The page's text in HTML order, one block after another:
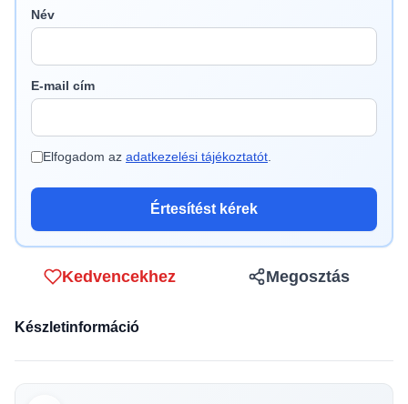
Név
E-mail cím
Elfogadom az adatkezelési tájékoztatót
Értesítést kérek
Kedvencekhez Megosztás
Készletinformáció